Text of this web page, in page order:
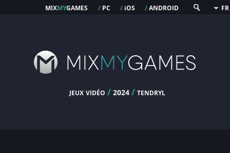
mixmygames / pc / ios /android FR
jeux vidéo / 2024 /tendryl